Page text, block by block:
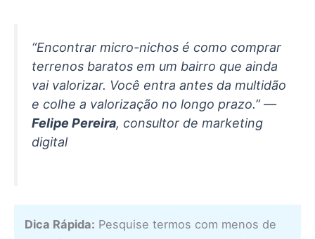
“Encontrar micro-nichos é como comprar
terrenos baratos em um bairro que ainda
vai valorizar. Você entra antes da multidão
e colhe a valorização no longo prazo.” —
Felipe Pereira, consultor de marketing
digital
Dica Rápida: Pesquise termos com menos de